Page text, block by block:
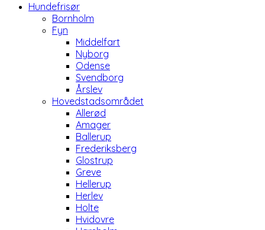
Hundefrisør
Bornholm
Fyn
Middelfart
Nyborg
Odense
Svendborg
Årslev
Hovedstadsområdet
Allerød
Amager
Ballerup
Frederiksberg
Glostrup
Greve
Hellerup
Herlev
Holte
Hvidovre